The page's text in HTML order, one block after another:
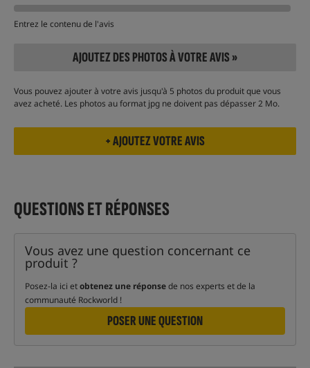
Entrez le contenu de l'avis
AJOUTEZ DES PHOTOS À VOTRE AVIS »
Vous pouvez ajouter à votre avis jusqu'à 5 photos du produit que vous
avez acheté. Les photos au format jpg ne doivent pas dépasser 2 Mo.
QUESTIONS ET RÉPONSES
Vous avez une question concernant ce
produit ?
Posez-la ici etobtenez une réponsede nos experts et de la
communauté Rockworld !
POSER UNE QUESTION